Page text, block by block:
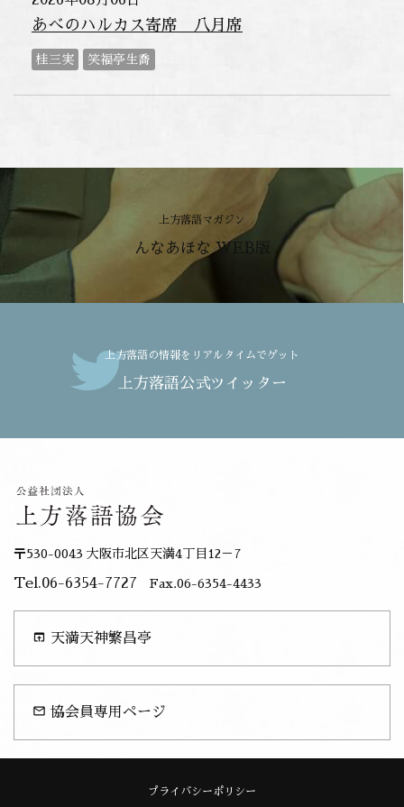
あべのハルカス寄席 八月席
桂三実 笑福亭生喬
上方落語マガジン
んなあほな WEB版
上方落語の情報をリアルタイムでゲット
上方落語公式ツイッター
〒530-0043 大阪市北区天満4丁目12－7
Tel.06-6354-7727 Fax.06-6354-4433
open_in_browser 天満天神繁昌亭
mail_outline 協会員専用ページ
プライバシーポリシー